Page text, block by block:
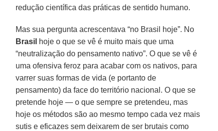
redução científica das práticas de sentido humano.
Mas sua pergunta acrescentava “no Brasil hoje”. No
Brasil hoje o que se vê é muito mais que uma
“neutralização do pensamento nativo”. O que se vê é
uma ofensiva feroz para acabar com os nativos, para
varrer suas formas de vida (e portanto de
pensamento) da face do território nacional. O que se
pretende hoje — o que sempre se pretendeu, mas
hoje os métodos são ao mesmo tempo cada vez mais
sutis e eficazes sem deixarem de ser brutais como